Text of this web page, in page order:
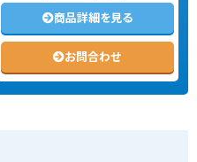
商品詳細を見る
お問合わせ